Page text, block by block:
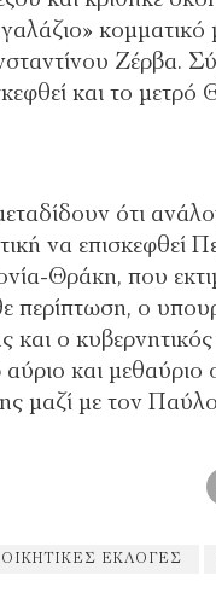
κομματικό
Ζέρβα.
και το μετρό
ότι
να επισκεφθεί
Θράκη, που
περίπτωση, ο
και ο
αύριο και
μαζί με τον
ΕΚΛΟΓΈΣ